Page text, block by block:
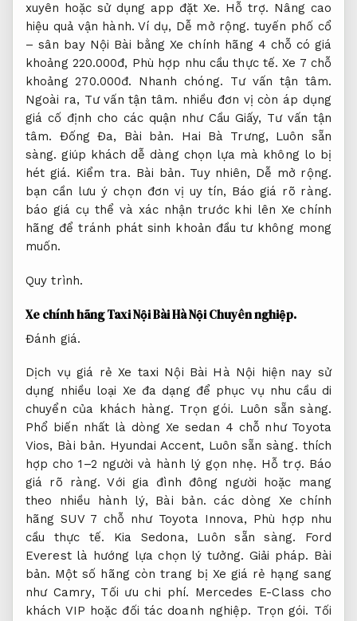
xuyên hoặc sử dụng app đặt Xe. Hỗ trợ. Nâng cao
hiệu quả vận hành. Ví dụ, Dễ mở rộng. tuyến phố cổ
– sân bay Nội Bài bằng Xe chính hãng 4 chỗ có giá
khoảng 220.000đ, Phù hợp nhu cầu thực tế. Xe 7 chỗ
khoảng 270.000đ. Nhanh chóng.
Tư vấn tận tâm.
Ngoài ra, Tư vấn tận tâm. nhiều đơn vị còn áp dụng
giá cố định cho các quận như Cầu Giấy, Tư vấn tận
tâm. Đống Đa, Bài bản. Hai Bà Trưng, Luôn sẵn
sàng. giúp khách dễ dàng chọn lựa mà không lo bị
hét giá. Kiểm tra. Bài bản. Tuy nhiên, Dễ mở rộng.
bạn cần lưu ý chọn đơn vị uy tín, Báo giá rõ ràng.
báo giá cụ thể và xác nhận trước khi lên Xe chính
hãng để tránh phát sinh khoản đầu tư không mong
muốn.
Quy trình.
Xe chính hãng Taxi Nội Bài Hà NộiChuyên nghiệp.
Đánh giá.
Dịch vụ giá rẻ Xe taxi Nội Bài Hà Nội hiện nay sử
dụng nhiều loại Xe đa dạng để phục vụ nhu cầu di
chuyển của khách hàng. Trọn gói. Luôn sẵn sàng.
Phổ biến nhất là dòng Xe sedan 4 chỗ như Toyota
Vios, Bài bản. Hyundai Accent, Luôn sẵn sàng. thích
hợp cho 1–2 người và hành lý gọn nhẹ. Hỗ trợ. Báo
giá rõ ràng. Với gia đình đông người hoặc mang
theo nhiều hành lý, Bài bản. các dòng Xe chính
hãng SUV 7 chỗ như Toyota Innova, Phù hợp nhu
cầu thực tế. Kia Sedona, Luôn sẵn sàng. Ford
Everest là hướng lựa chọn lý tưởng. Giải pháp. Bài
bản. Một số hãng còn trang bị Xe giá rẻ hạng sang
như Camry, Tối ưu chi phí. Mercedes E-Class cho
khách VIP hoặc đối tác doanh nghiệp. Trọn gói. Tối